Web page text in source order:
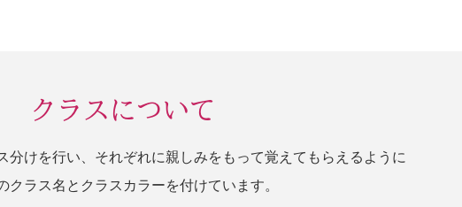
クラスについて
分けを行い、それぞれに親しみをもって覚えてもらえるように
クラス名とクラスカラーを付けています。